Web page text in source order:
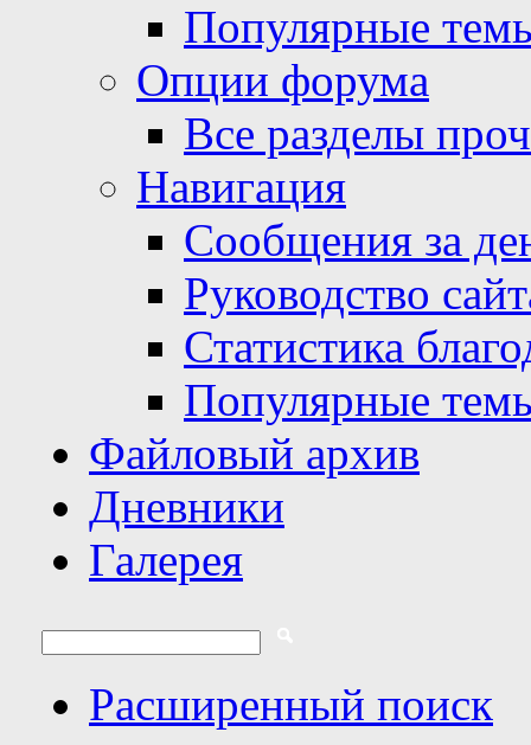
Популярные
Опции форума
Все разделы
Навигация
Сообщения за
Руководство
Статистика
Популярные
Файловый архив
Дневники
Галерея
Расширенный поиск